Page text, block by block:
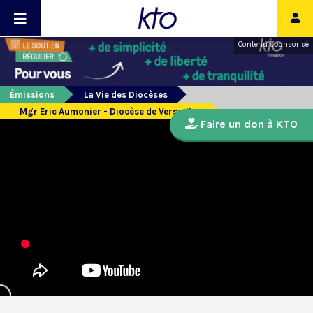
Contenu sponsorisé
Émissions
La Vie des Diocèses
Mgr Eric Aumonier - Diocèse de Versailles
Faire un don à KTO